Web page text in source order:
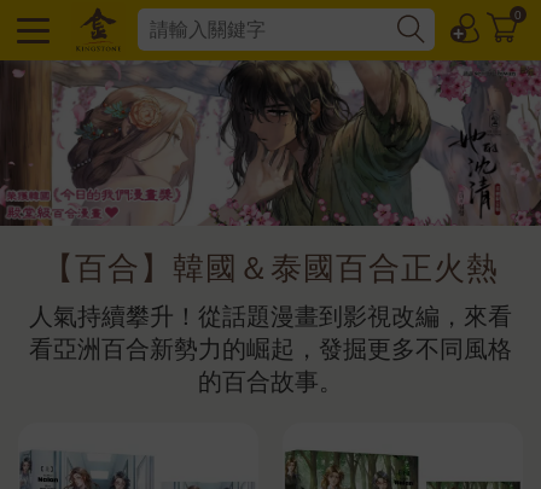
0
【百合】韓國＆泰國百合正火熱
人氣持續攀升！從話題漫畫到影視改編，來看
看亞洲百合新勢力的崛起，發掘更多不同風格
的百合故事。